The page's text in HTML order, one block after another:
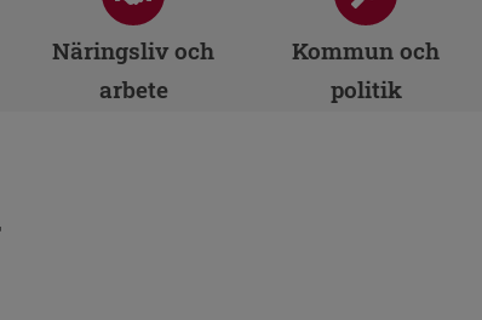
Näringsliv och
arbete
Kommun och
politik